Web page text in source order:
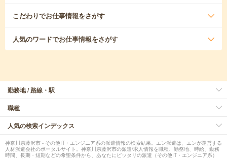
こだわりでお仕事情報をさがす
人気のワードでお仕事情報をさがす
勤務地 / 路線・駅
職種
人気の検索インデックス
神奈川県藤沢市 - その他IT・エンジニア系の派遣情報の検索結果。エン派遣は、エンが運営する
人材派遣会社のポータルサイト。神奈川県藤沢市の派遣/求人情報を職種、勤務地、時給、勤務
時間、長期・短期などの希望条件から、あなたにピッタリの派遣（その他IT・エンジニア系）